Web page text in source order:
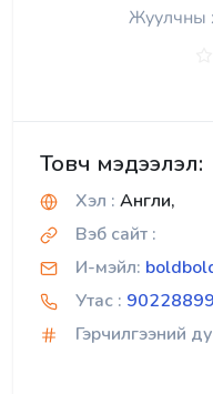
Жуулчны
Товч мэдээлэл:
Хэл : Англи,
Вэб сайт :
И-мэйл:
Утас : 90228899
Гэрчилгээний